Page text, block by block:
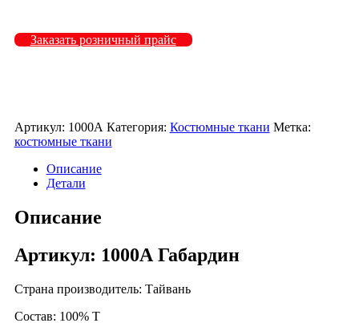
Заказать розничный прайс
Артикул: 1000А Категория: Костюмные ткани Метка:
костюмные ткани
Описание
Детали
Описание
Артикул: 1000А Габардин
Страна производитель: Тайвань
Состав: 100% T